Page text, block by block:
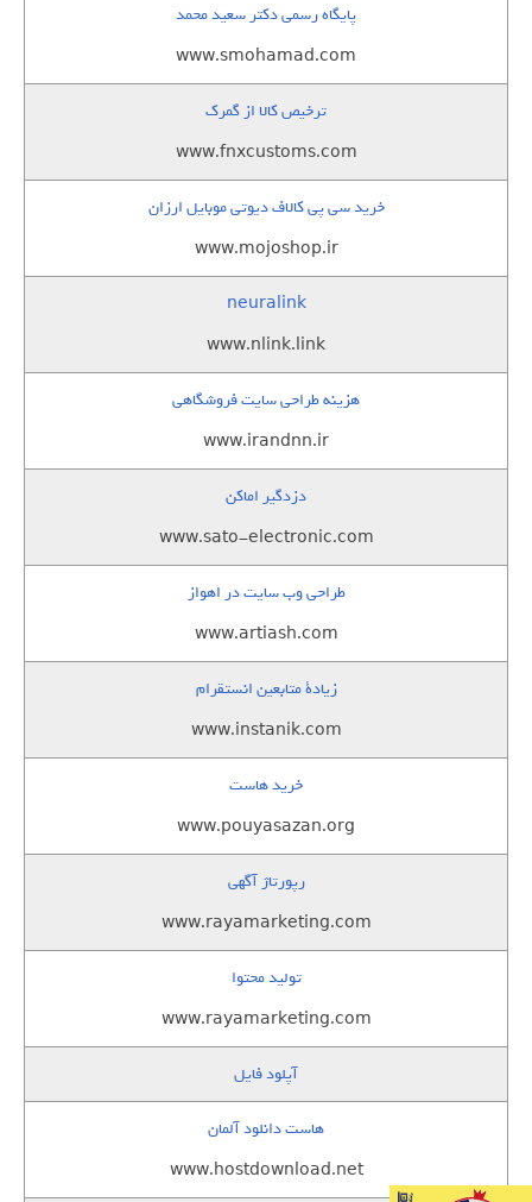
پایگاه رسمی دکتر سعید محمد
www.smohamad.com
ترخیص کالا از گمرک
www.fnxcustoms.com
خرید سی پی کالاف دیوتی موبایل ارزان
www.mojoshop.ir
neuralink
www.nlink.link
هزینه طراحی سایت فروشگاهی
www.irandnn.ir
دزدگیر اماکن
www.sato-electronic.com
طراحی وب سایت در اهواز
www.artiash.com
زيادة متابعين انستقرام
www.instanik.com
خرید هاست
www.pouyasazan.org
رپورتاژ آگهی
www.rayamarketing.com
تولید محتوا
www.rayamarketing.com
آپلود فایل
هاست دانلود آلمان
www.hostdownload.net